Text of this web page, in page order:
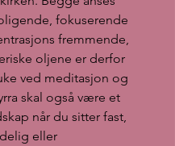
fokuserende
fremmende,
oljene er derfor
ved meditasjon og
skal også være et
når du sitter fast,
eller